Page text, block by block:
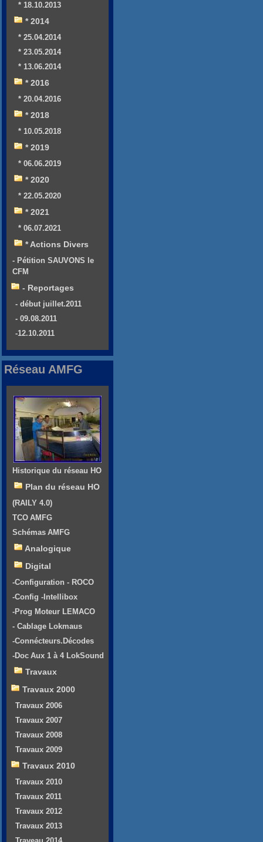
* 18.10.2013
* 2014
* 25.04.2014
* 23.05.2014
* 13.06.2014
* 2016
* 20.04.2016
* 2018
* 10.05.2018
* 2019
* 06.06.2019
* 2020
* 22.05.2020
* 2021
* 06.07.2021
* Actions Divers
- Pétition SAUVONS le
CFM
- Reportages
- début juillet.2011
- 09.08.2011
-12.10.2011
Réseau AMFG
Historique du réseau HO
Plan du réseau HO
(RAILY 4.0)
TCO AMFG
Schémas AMFG
Analogique
Digital
-Configuration - ROCO
-Config -Intellibox
-Prog Moteur LEMACO
- Cablage Lokmaus
-Connécteurs.Décodes
-Doc Aux 1 à 4 LokSound
Travaux
Travaux 2000
Travaux 2006
Travaux 2007
Travaux 2008
Travaux 2009
Travaux 2010
Travaux 2010
Travaux 2011
Travaux 2012
Travaux 2013